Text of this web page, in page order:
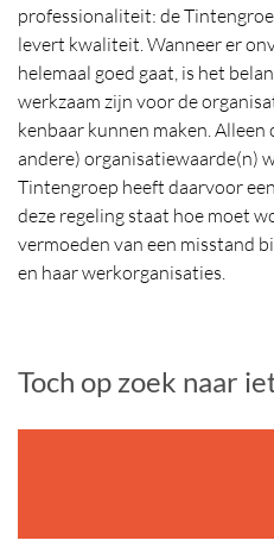
professionaliteit: de
levert kwaliteit. Wanneer er
helemaal goed gaat, is het
werkzaam zijn voor de
kenbaar kunnen maken. Alleen
andere) organisatiewaarde(n)
Tintengroep heeft daarvoor
deze regeling staat hoe moet
vermoeden van een misstand
en haar werkorganisaties.
Toch op zoek naar